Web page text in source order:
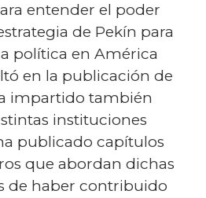
entender el poder
de Pekín para
política en América
en la publicación de
impartido también
instituciones
publicado capítulos
que abordan dichas
de haber contribuido